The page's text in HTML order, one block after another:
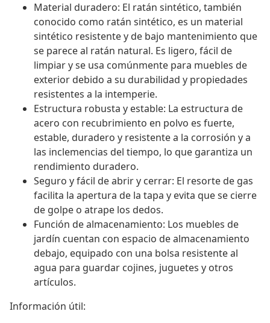
Material duradero: El ratán sintético, también
conocido como ratán sintético, es un material
sintético resistente y de bajo mantenimiento que
se parece al ratán natural. Es ligero, fácil de
limpiar y se usa comúnmente para muebles de
exterior debido a su durabilidad y propiedades
resistentes a la intemperie.
Estructura robusta y estable: La estructura de
acero con recubrimiento en polvo es fuerte,
estable, duradero y resistente a la corrosión y a
las inclemencias del tiempo, lo que garantiza un
rendimiento duradero.
Seguro y fácil de abrir y cerrar: El resorte de gas
facilita la apertura de la tapa y evita que se cierre
de golpe o atrape los dedos.
Función de almacenamiento: Los muebles de
jardín cuentan con espacio de almacenamiento
debajo, equipado con una bolsa resistente al
agua para guardar cojines, juguetes y otros
artículos.
Información útil: